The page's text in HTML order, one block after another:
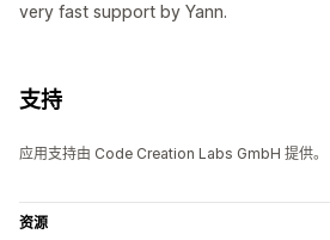
very fast support by Yann.
支持
应用支持由 Code Creation Labs GmbH 提供。
资源